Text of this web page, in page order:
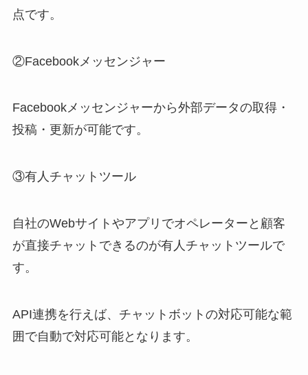
点です。
②Facebookメッセンジャー
Facebookメッセンジャーから外部データの取得・
投稿・更新が可能です。
③有人チャットツール
自社のWebサイトやアプリでオペレーターと顧客
が直接チャットできるのが有人チャットツールで
す。
API連携を行えば、チャットボットの対応可能な範
囲で自動で対応可能となります。